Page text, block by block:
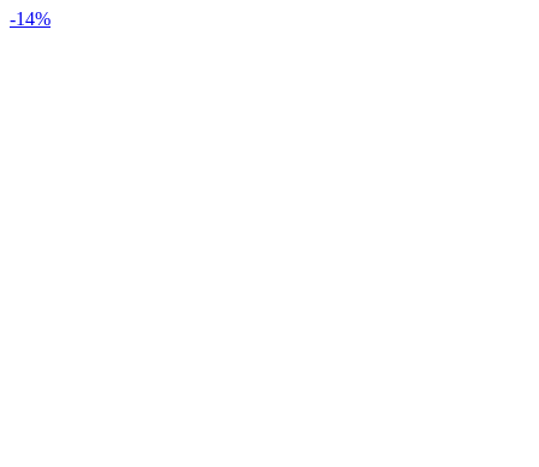
-14%